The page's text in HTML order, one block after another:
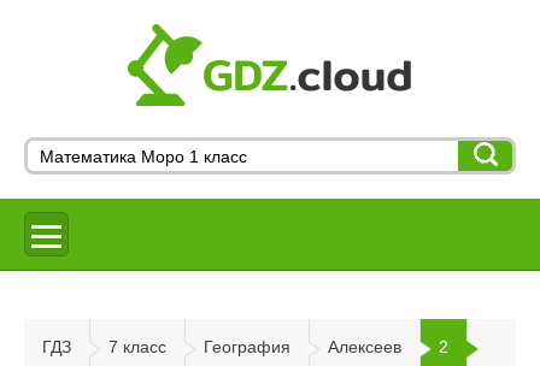
ГДЗ 7 класс География Алексеев 2